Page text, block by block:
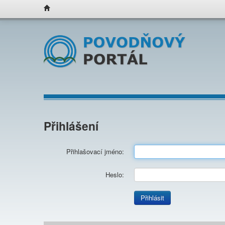
Přihlášení
Přihlašovací jméno:
Heslo:
Přihlásit